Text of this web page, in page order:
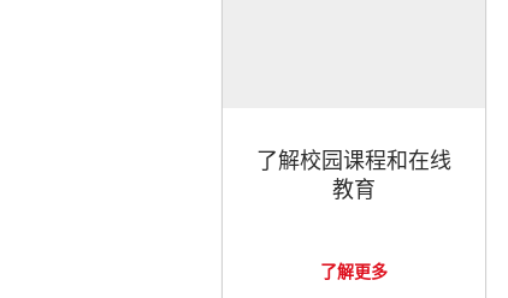
了解校园课程和在线
教育
了解更多